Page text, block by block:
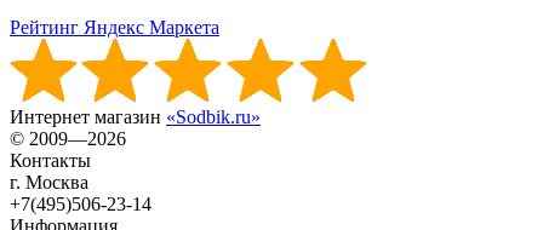
Рейтинг Яндекс Маркета
Интернет магазин «Sodbik.ru»
© 2009—2026
Контакты
г. Москва
+7(495)506-23-14